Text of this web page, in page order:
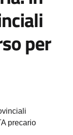
per
precario